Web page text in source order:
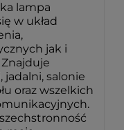
lampa
w układ
jak i
salonie
oraz wszelkich